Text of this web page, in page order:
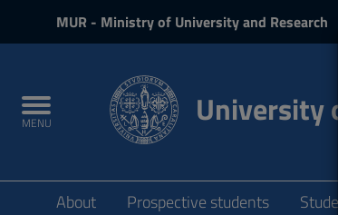
MUR - Ministry of University and Research
Toggle
navigation
MENU University
Submenu
About Prospective students